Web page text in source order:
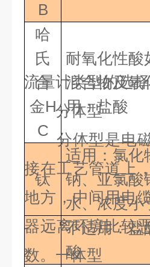
B
哈
氏
合
金H
C
耐氧化性酸
混合物及
用：盐酸
钛
适用：氯化
钠、亚氯酸
水、浓度小
不适用：盐
酸
流量计类型的选择
分体型
分体型是电磁
接在工艺管道上
地方，中间用电
器远离环境比较
数。一体型